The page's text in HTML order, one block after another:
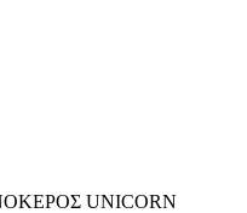
UNICORN